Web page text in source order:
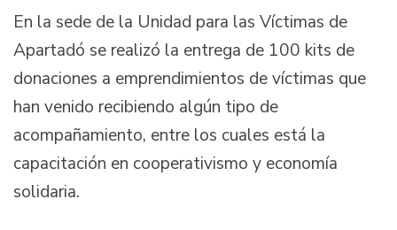
En la sede de la Unidad para las Víctimas de
Apartadó se realizó la entrega de 100 kits de
donaciones a emprendimientos de víctimas que
han venido recibiendo algún tipo de
acompañamiento, entre los cuales está la
capacitación en cooperativismo y economía
solidaria.